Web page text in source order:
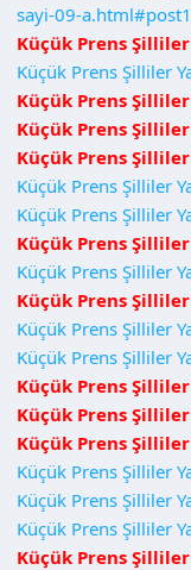
sayi-09-
Küçük Prens Şilliler
Küçük Prens Şilliler
Küçük Prens Şilliler
Küçük Prens Şilliler
Küçük Prens Şilliler
Küçük Prens Şilliler
Küçük Prens Şilliler
Küçük Prens Şilliler
Küçük Prens Şilliler
Küçük Prens Şilliler
Küçük Prens Şilliler
Küçük Prens Şilliler
Küçük Prens Şilliler
Küçük Prens Şilliler
Küçük Prens Şilliler
Küçük Prens Şilliler
Küçük Prens Şilliler
Küçük Prens Şilliler
Küçük Prens Şilliler